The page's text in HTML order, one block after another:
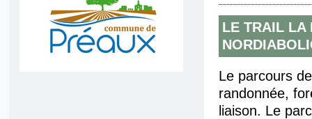
LE TRAIL LA
Le parcours
randonnée,
liaison. Le